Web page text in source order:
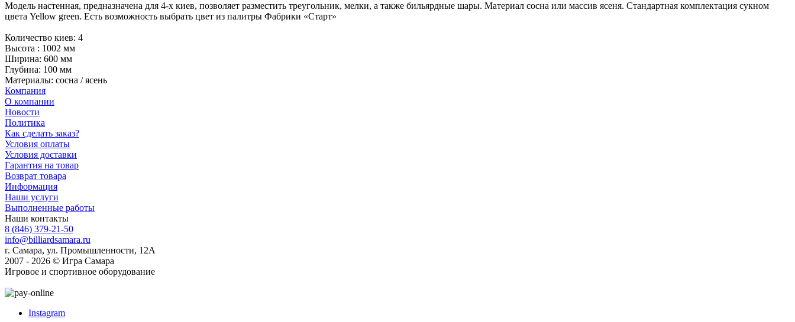
Модель настенная, предназначена для 4-х киев, позволяет разместить треугольник, мелки, а также бильярдные шары. Материал сосна или массив ясеня. Стандартная комплектация сукном
цвета Yellow green. Есть возможность выбрать цвет из палитры Фабрики «Старт»
Количество киев: 4
Высота : 1002 мм
Ширина: 600 мм
Глубина: 100 мм
Материалы: сосна / ясень
Компания
О компании
Новости
Политика
Как сделать заказ?
Условия оплаты
Условия доставки
Гарантия на товар
Возврат товара
Информация
Наши услуги
Выполненные работы
Наши контакты
8 (846) 379-21-50
info@billiardsamara.ru
г. Самара, ул. Промышленности, 12А
2007 - 2026 © Игра Самара
Игровое и спортивное оборудование
Instagram